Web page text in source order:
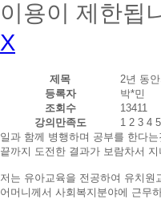
이용이 제한됩
X
제목
2년 동
등록자
박*민
조회수
13411
강의만족도
1 2 3 4 5
일과 함께 병행하며 공부를 한다
끝까지 도전한 결과가 보람차서
저는 유아교육을 전공하여 유치원
어머니께서 사회복지분야에 근무